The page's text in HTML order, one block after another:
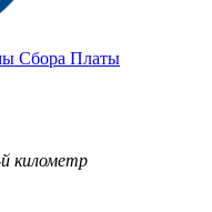
Сбора Платы
километр